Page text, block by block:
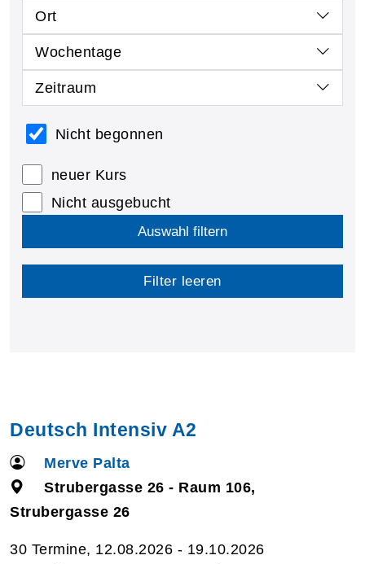
Ort
Wochentage
Zeitraum
Nicht begonnen
neuer Kurs
Nicht ausgebucht
Auswahl filtern
Filter leeren
Deutsch Intensiv A2
Merve Palta
Strubergasse 26 - Raum 106,
Strubergasse 26
30 Termine, 12.08.2026 - 19.10.2026